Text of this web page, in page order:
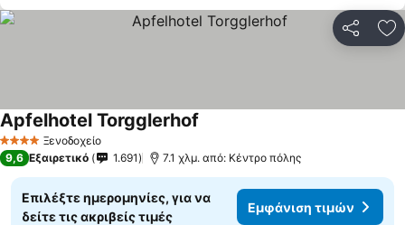
4 ΑστέριαΞενοδοχείο
Apfelhotel Torgglerhof
9,6 Εξαιρετικό 1.691 7.1 χλμ. από: Κέντρο πόλης
Επιλέξτε ημερομηνίες, για να
δείτε τις ακριβείς τιμές
Εμφάνιση τιμών